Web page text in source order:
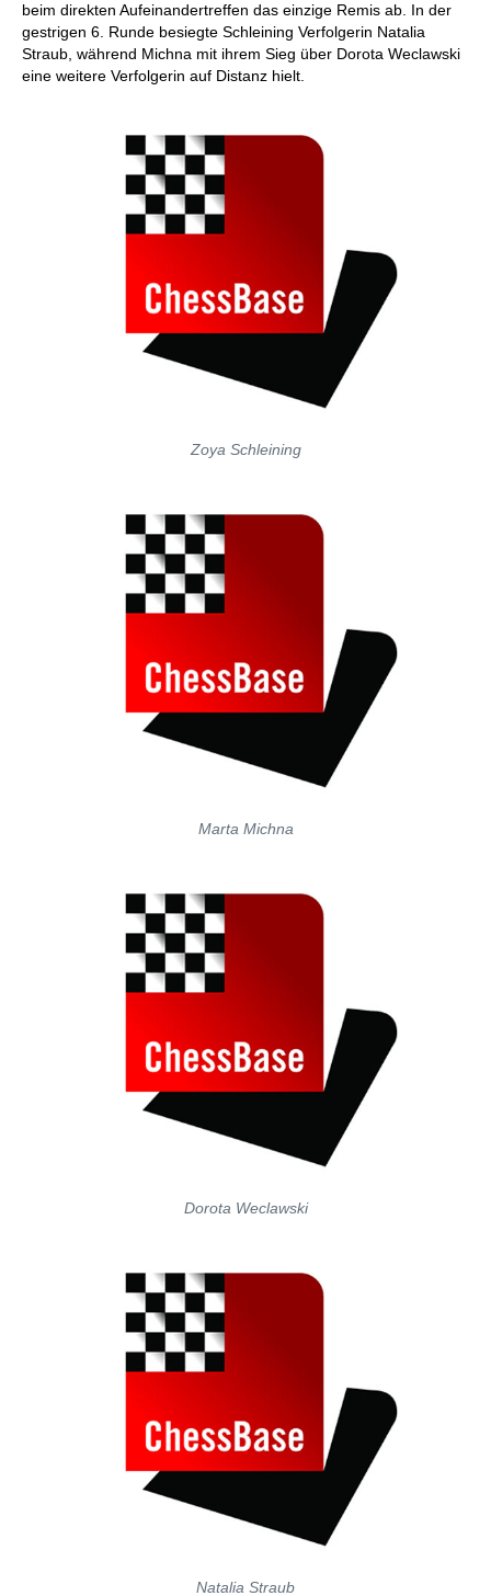
beim direkten Aufeinandertreffen das einzige Remis ab. In der
gestrigen 6. Runde besiegte Schleining Verfolgerin Natalia
Straub, während Michna mit ihrem Sieg über Dorota Weclawski
eine weitere Verfolgerin auf Distanz hielt.
Zoya Schleining
Marta Michna
Dorota Weclawski
Natalia Straub